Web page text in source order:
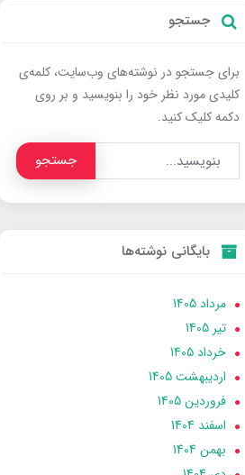
جستجو
برای جستجو در نوشته‌های وب‌سایت، کلمه‌ی
کلیدی مورد نظر خود را بنویسید و بر روی
دکمه کلیک کنید.
جستجو
بایگانی نوشته‌ها
مرداد 1405
تير 1405
خرداد 1405
ارديبهشت 1405
فروردین 1405
اسفند 1404
بهمن 1404